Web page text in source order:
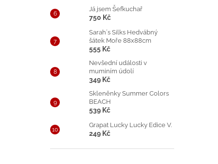
Já jsem Šefkuchař
750 Kč
Sarah´s Silks Hedvábný
šátek Moře 88x88cm
555 Kč
Nevšední události v
muminím údolí
349 Kč
Skleněnky Summer Colors
BEACH
539 Kč
Grapat Lucky Lucky Edice V.
249 Kč